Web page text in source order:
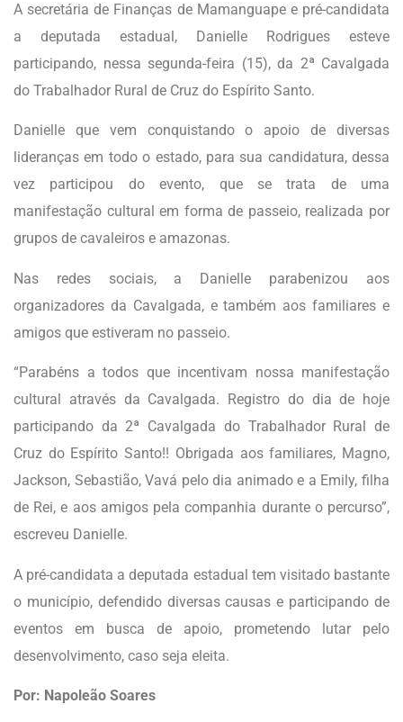
A secretária de Finanças de Mamanguape e pré-candidata
a deputada estadual, Danielle Rodrigues esteve
participando, nessa segunda-feira (15), da 2ª Cavalgada
do Trabalhador Rural de Cruz do Espírito Santo.
Danielle que vem conquistando o apoio de diversas
lideranças em todo o estado, para sua candidatura, dessa
vez participou do evento, que se trata de uma
manifestação cultural em forma de passeio, realizada por
grupos de cavaleiros e amazonas.
Nas redes sociais, a Danielle parabenizou aos
organizadores da Cavalgada, e também aos familiares e
amigos que estiveram no passeio.
“Parabéns a todos que incentivam nossa manifestação
cultural através da Cavalgada. Registro do dia de hoje
participando da 2ª Cavalgada do Trabalhador Rural de
Cruz do Espírito Santo!! Obrigada aos familiares, Magno,
Jackson, Sebastião, Vavá pelo dia animado e a Emily, filha
de Rei, e aos amigos pela companhia durante o percurso”,
escreveu Danielle.
A pré-candidata a deputada estadual tem visitado bastante
o município, defendido diversas causas e participando de
eventos em busca de apoio, prometendo lutar pelo
desenvolvimento, caso seja eleita.
Por: Napoleão Soares